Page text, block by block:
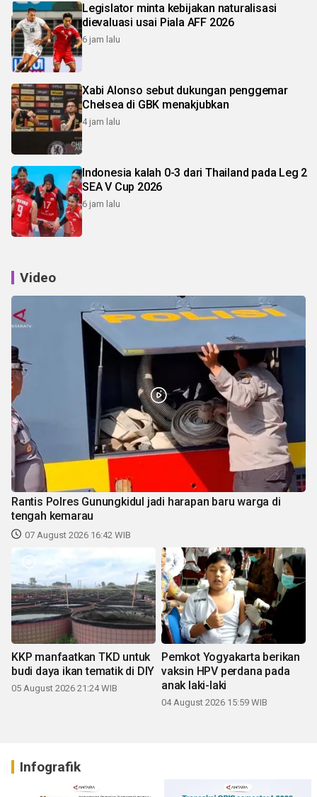
Legislator minta kebijakan naturalisasi
dievaluasi usai Piala AFF 2026
6 jam lalu
Xabi Alonso sebut dukungan penggemar
Chelsea di GBK menakjubkan
4 jam lalu
Indonesia kalah 0-3 dari Thailand pada Leg 2
SEA V Cup 2026
6 jam lalu
Video
Rantis Polres Gunungkidul jadi harapan baru warga di
tengah kemarau
07 August 2026 16:42 WIB
KKP manfaatkan TKD untuk
budi daya ikan tematik di DIY
05 August 2026 21:24 WIB
Pemkot Yogyakarta berikan
vaksin HPV perdana pada
anak laki-laki
04 August 2026 15:59 WIB
Infografik